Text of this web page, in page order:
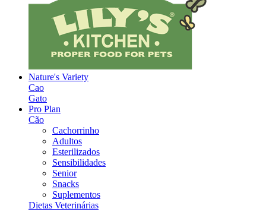
Nature's Variety
Cao
Gato
Pro Plan
Cão
Cachorrinho
Adultos
Esterilizados
Sensibilidades
Senior
Snacks
Suplementos
Dietas Veterinárias